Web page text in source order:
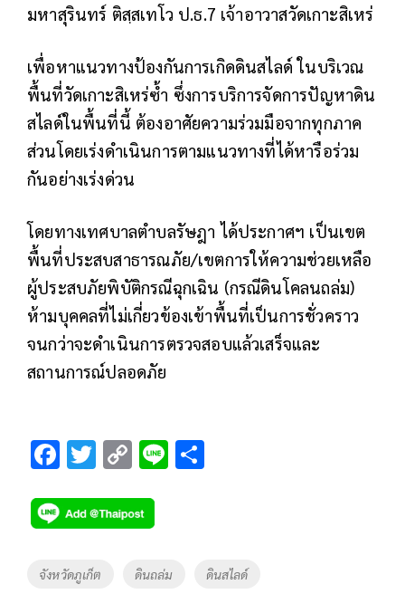
มหาสุรินทร์ ติสฺสเทโว ป.ธ.7 เจ้าอาวาสวัดเกาะสิเหร่
เพื่อหาแนวทางป้องกันการเกิดดินสไลด์ ในบริเวณ
พื้นที่วัดเกาะสิเหร่ซ้ำ ซึ่งการบริการจัดการปัญหาดิน
สไลด์ในพื้นที่นี้ ต้องอาศัยความร่วมมือจากทุกภาค
ส่วนโดยเร่งดำเนินการตามแนวทางที่ได้หารือร่วม
กันอย่างเร่งด่วน
โดยทางเทศบาลตำบลรัษฎา ได้ประกาศฯ เป็นเขต
พื้นที่ประสบสาธารณภัย/เขตการให้ความช่วยเหลือ
ผู้ประสบภัยพิบัติกรณีฉุกเฉิน (กรณีดินโคลนถล่ม)
ห้ามบุคคลที่ไม่เกี่ยวข้องเข้าพื้นที่เป็นการชั่วคราว
จนกว่าจะดำเนินการตรวจสอบแล้วเสร็จและ
สถานการณ์ปลอดภัย
F
e
b
o
T
tt
er
C
p
y
Li
Li
Tags
จังหวัดภูเก็ต ดินถล่ม ดินสไลด์